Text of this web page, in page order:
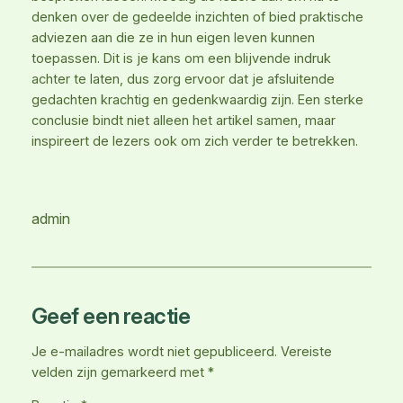
denken over de gedeelde inzichten of bied praktische
adviezen aan die ze in hun eigen leven kunnen
toepassen. Dit is je kans om een blijvende indruk
achter te laten, dus zorg ervoor dat je afsluitende
gedachten krachtig en gedenkwaardig zijn. Een sterke
conclusie bindt niet alleen het artikel samen, maar
inspireert de lezers ook om zich verder te betrekken.
admin
Geef een reactie
Je e-mailadres wordt niet gepubliceerd. Vereiste
velden zijn gemarkeerd met *